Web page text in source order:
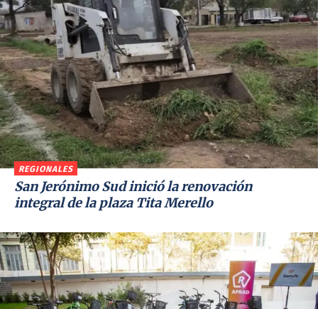
REGIONALES
San Jerónimo Sud inició la renovación
integral de la plaza Tita Merello